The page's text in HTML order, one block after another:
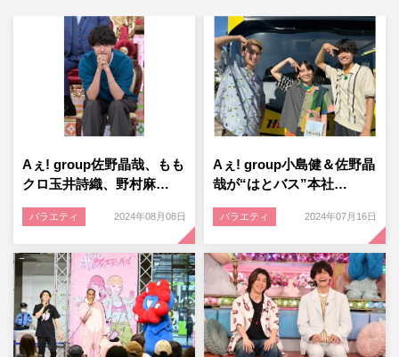
Aぇ! group佐野晶哉、もも
クロ玉井詩織、野村麻…
バラエティ 2024年08月08日
Aぇ! group小島健＆佐野晶
哉が“はとバス”本社…
バラエティ 2024年07月16日